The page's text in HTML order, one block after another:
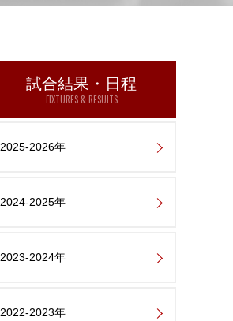
試合結果・日程
FIXTURES & RESULTS
2025-2026年
2024-2025年
2023-2024年
2022-2023年